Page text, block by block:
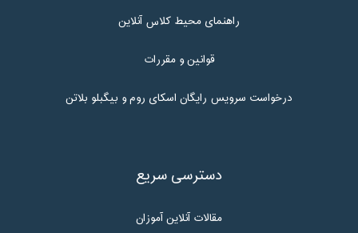
راهنمای محیط کلاس آنلاین
قوانین و مقررات
درخواست سرویس رایگان اسکای روم و بیگبلو بلاتن
دسترسی سریع
مقالات آنلاین آموزان